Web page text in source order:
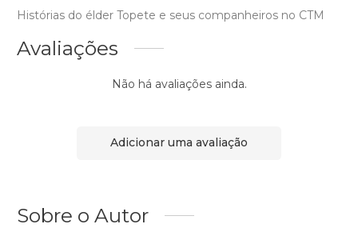
Histórias do élder Topete e seus companheiros no CTM
Avaliações
Não há avaliações ainda.
Adicionar uma avaliação
Sobre o Autor